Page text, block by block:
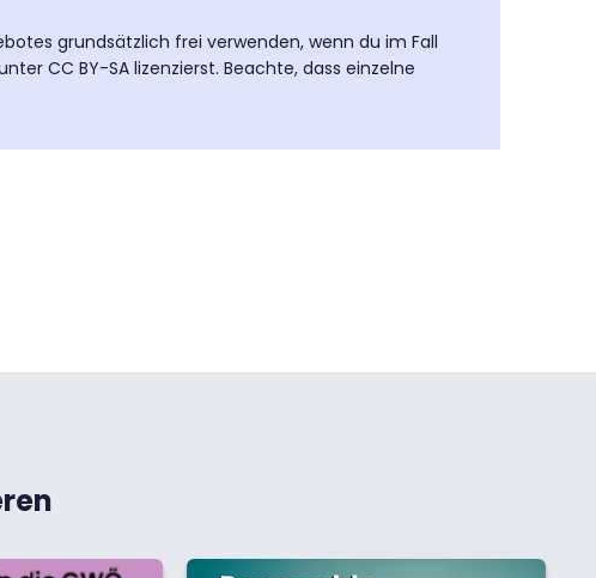
grundsätzlich frei verwenden, wenn du im Fall
CC BY-SA lizenzierst. Beachte, dass einzelne